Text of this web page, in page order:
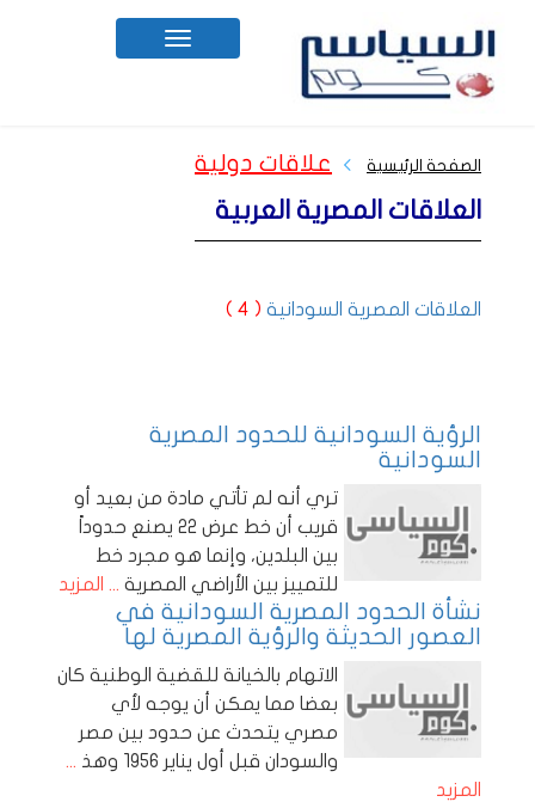
Toggle
navigation
الصفحة الرئيسية علاقات دولية
العلاقات المصرية العربية
العلاقات المصرية السودانية ( 4 )
الرؤية السودانية للحدود المصرية
السودانية
تري أنه لم تأتي مادة من بعيد أو
قريب أن خط عرض 22 يصنع حدوداً
بين البلدين، وإنما هو مجرد خط
للتمييز بين الأراضي المصرية ... المزيد
نشأة الحدود المصرية السودانية في
العصور الحديثة والرؤية المصرية لها
الاتهام بالخيانة للقضية الوطنية كان
بعضا مما يمكن أن يوجه لأي
مصري يتحدث عن حدود بين مصر
والسودان قبل أول يناير 1956 وهذ
...
المزيد